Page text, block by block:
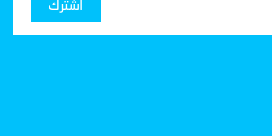
اشترك